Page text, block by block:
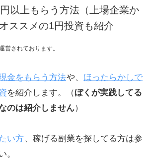
円以上もらう方法（上場企業か
ススメの1円投資も紹介
営されております。
金をもらう方法や、 ほったらかしで
を紹介します。（ぼくが実践してる
のは紹介しません）
い方、稼げる副業を探してる方は参
。